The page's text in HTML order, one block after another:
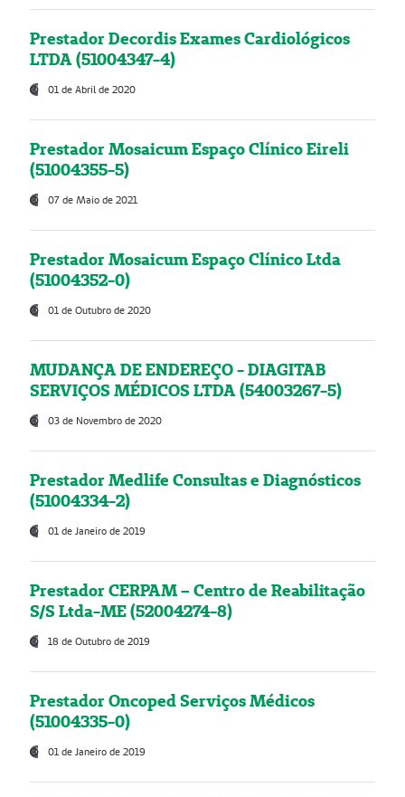
Prestador Decordis Exames Cardiológicos
LTDA (51004347-4)
01 de Abril de 2020
Prestador Mosaicum Espaço Clínico Eireli
(51004355-5)
07 de Maio de 2021
Prestador Mosaicum Espaço Clínico Ltda
(51004352-0)
01 de Outubro de 2020
MUDANÇA DE ENDEREÇO - DIAGITAB
SERVIÇOS MÉDICOS LTDA (54003267-5)
03 de Novembro de 2020
Prestador Medlife Consultas e Diagnósticos
(51004334-2)
01 de Janeiro de 2019
Prestador CERPAM – Centro de Reabilitação
S/S Ltda-ME (52004274-8)
18 de Outubro de 2019
Prestador Oncoped Serviços Médicos
(51004335-0)
01 de Janeiro de 2019